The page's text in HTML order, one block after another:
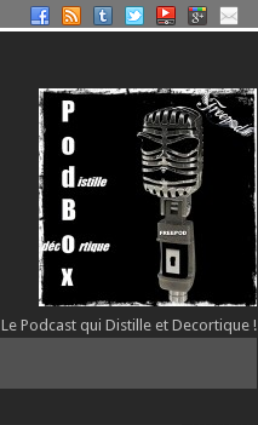
Le Podcast qui Distille et Decortique !